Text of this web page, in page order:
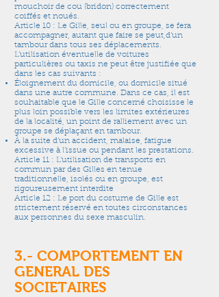
mouchoir de cou (bridon) correctement
coiffés et noués.
Article 10 : Le Gille, seul ou en groupe, se fera
accompagner, autant que faire se peut,d’un
tambour dans tous ses déplacements.
L’utilisation éventuelle de voitures
particulières ou taxis ne peut être justifiée que
dans les cas suivants :
Éloignement du domicile, ou domicile situé
dans une autre commune. Dans ce cas, il est
souhaitable que le Gille concerné choisisse le
plus loin possible vers les limites extérieures
de la localité, un point de ralliement avec un
groupe se déplaçant en tambour.
À la suite d’un accident, malaise, fatigue
excessive à l’issue ou pendant les prestations.
Article 11 : L’utilisation de transports en
commun par des Gilles en tenue
traditionnelle, isolés ou en groupe, est
rigoureusement interdite
Article 12 : Le port du costume de Gille est
strictement réservé en toutes circonstances
aux personnes du sexe masculin.
3.- COMPORTEMENT EN
GENERAL DES
SOCIETAIRES